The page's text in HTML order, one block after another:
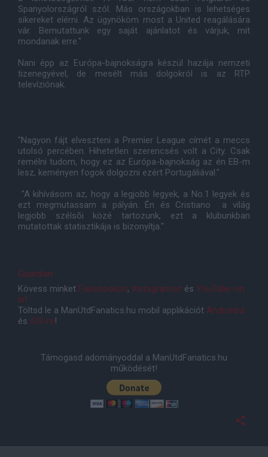
Spanyolországról szól. Más országokban is lehetséges
sikereket elérni. Az ügynököm most a United reagálására
vár. Bemutattunk egy saját ajánlatot és várjuk, mit
mondanak erre."
Nani épp az Európa-bajnokságra készül hazája nemzeti
tizenegyével, de mesélt más dolgokról is az RTP
televíziónak.
"Nagyon fájt elveszteni a Premier League címét a meccs
utolsó percében. Hihetetlen szerencsés volt a City. Csak
remélni tudom, hogy ez az Európa-bajnokság az én EB-m
lesz, keményen fogok dolgozni ezért Portugáliával."
"A kihívásom az, hogy a legjobb legyek, a No.1 legyek és
ezt megmutassam a pályán. Én és Cristiano a világ
legjobb szélsõi közé tartozunk, ezt a klubunkban
mutatottak statisztikája is bizonyítja."
Guardian
Kövess minket Facebookon, Instagramon és YouTube-on
is!
Töltsd le a ManUtdFanatics.hu mobil applikációt Androidra
és iOS-re!
Támogasd adományoddal a ManUtdFanatics.hu
működését!